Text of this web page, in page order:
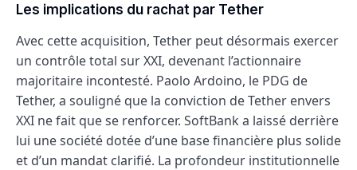
Les implications du rachat par Tether
Avec cette acquisition, Tether peut désormais exercer
un contrôle total sur XXI, devenant l’actionnaire
majoritaire incontesté. Paolo Ardoino, le PDG de
Tether, a souligné que la conviction de Tether envers
XXI ne fait que se renforcer. SoftBank a laissé derrière
lui une société dotée d’une base financière plus solide
et d’un mandat clarifié. La profondeur institutionnelle